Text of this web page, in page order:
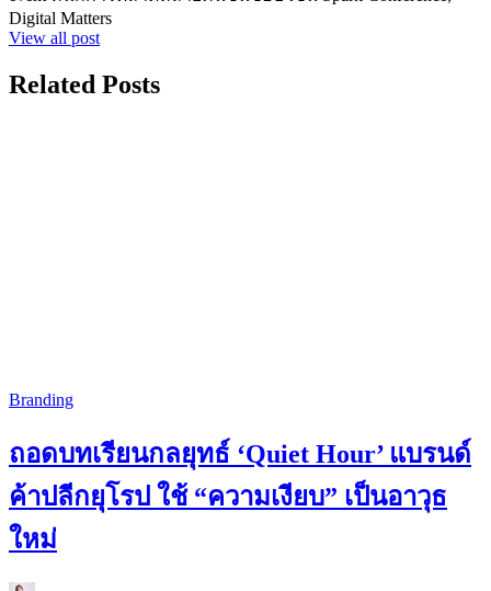
Digital Matters
View all post
Related Posts
Branding
ถอดบทเรียนกลยุทธ์ ‘Quiet Hour’ แบรนด์
ค้าปลีกยุโรป ใช้ “ความเงียบ” เป็นอาวุธ
ใหม่